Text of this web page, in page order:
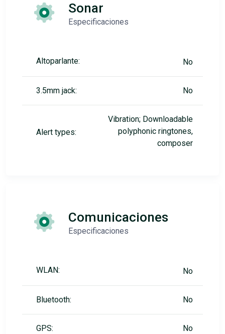
Sonar
Especificaciones
Altoparlante: No
3.5mm jack: No
Alert types:
Vibration; Downloadable
polyphonic ringtones,
composer
Comunicaciones
Especificaciones
WLAN: No
Bluetooth: No
GPS: No